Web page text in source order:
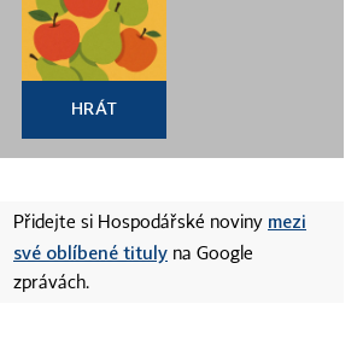
HRÁT
Přidejte si Hospodářské noviny mezi
své oblíbené tituly na Google
zprávách.